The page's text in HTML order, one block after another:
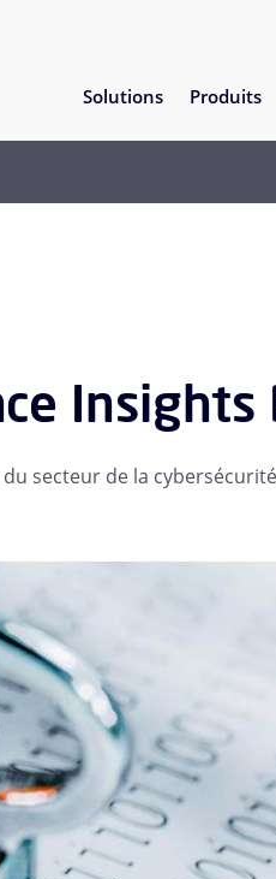
Solutions Produits
Insights
secteur de la